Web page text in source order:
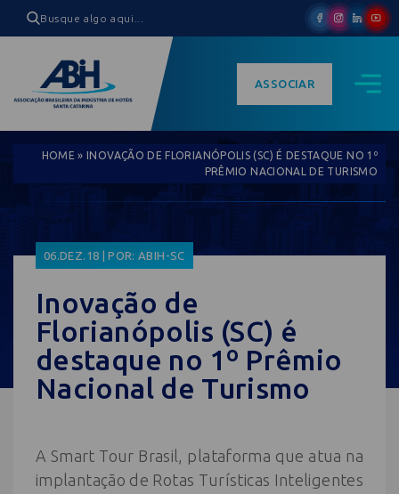
ASSOCIAR
HOME »INOVAÇÃO DE FLORIANÓPOLIS (SC) É DESTAQUE NO 1º
PRÊMIO NACIONAL DE TURISMO
06.DEZ.18 | POR: ABIH-SC
Inovação de
Florianópolis (SC) é
destaque no 1º Prêmio
Nacional de Turismo
A Smart Tour Brasil, plataforma que atua na
implantação de Rotas Turísticas Inteligentes